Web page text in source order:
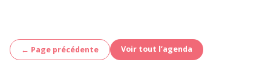
← Page précédente Voir tout l’agenda